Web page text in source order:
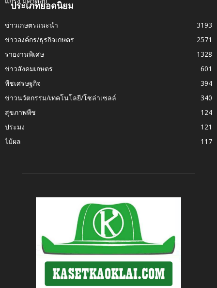
ประเภทยอดนิยม
ข่าวเกษตรแนะนำ
3193
ข่าวองค์กร/ธุรกิจเกษตร
2571
รายงานพิเศษ
1328
ข่าวสังคมเกษตร
601
พืชเศรษฐกิจ
394
ข่าวนวัตกรรม/เทคโนโลยี/โซล่าเซลล์
340
สุขภาพพืช
124
ประมง
121
ไม้ผล
117